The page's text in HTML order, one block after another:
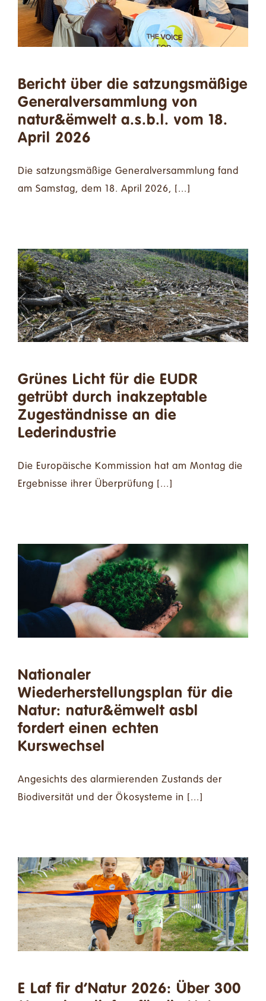
Bericht über die satzungsmäßige
Generalversammlung von
natur&ëmwelt a.s.b.l. vom 18.
April 2026
Die satzungsmäßige Generalversammlung fand
am Samstag, dem 18. April 2026, [...]
Grünes Licht für die EUDR
getrübt durch inakzeptable
Zugeständnisse an die
Lederindustrie
Die Europäische Kommission hat am Montag die
Ergebnisse ihrer Überprüfung [...]
Nationaler
Wiederherstellungsplan für die
Natur: natur&ëmwelt asbl
fordert einen echten
Kurswechsel
Angesichts des alarmierenden Zustands der
Biodiversität und der Ökosysteme in [...]
E Laf fir d’Natur 2026: Über 300